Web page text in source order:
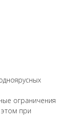
ограничения
при